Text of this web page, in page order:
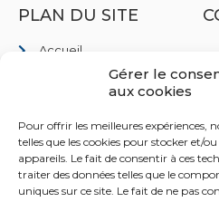
Gérer le
aux cookies
Pour offrir les meilleures expériences,
telles que les cookies pour stocker et/
appareils. Le fait de consentir à ces
traiter des données telles que le
uniques sur ce site. Le fait de ne pas
PLAN DU SITE
Accueil
Qui sommes nous
Rejoignez-nous
Contact